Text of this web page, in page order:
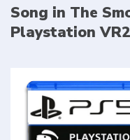
Song in The
Playstation VR2